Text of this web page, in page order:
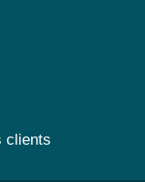
clients